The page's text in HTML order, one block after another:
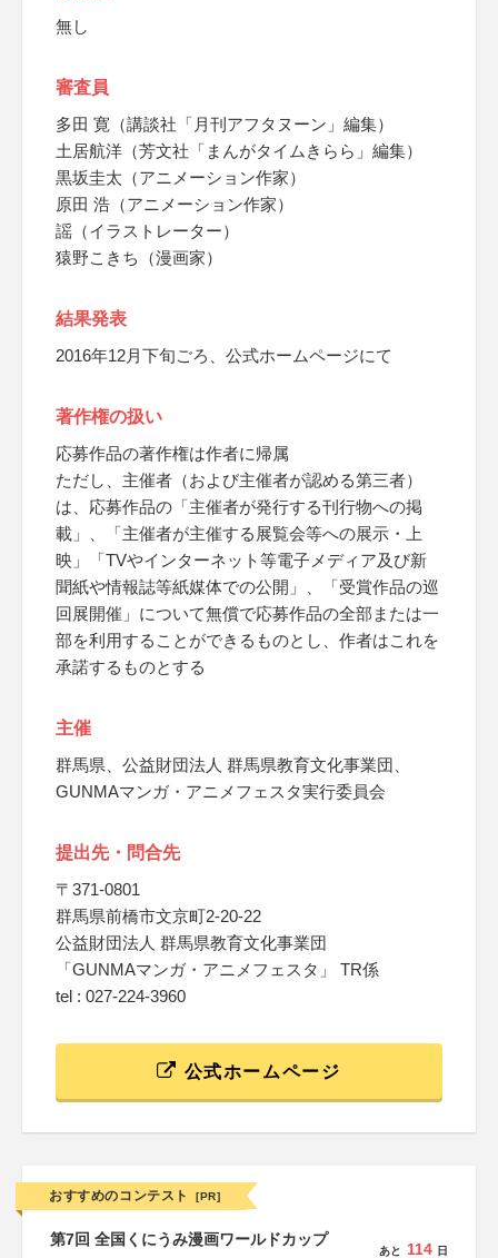
無し
審査員
多田 寛（講談社「月刊アフタヌーン」編集）
土居航洋（芳文社「まんがタイムきらら」編集）
黒坂圭太（アニメーション作家）
原田 浩（アニメーション作家）
謡（イラストレーター）
猿野こきち（漫画家）
結果発表
2016年12月下旬ごろ、公式ホームページにて
著作権の扱い
応募作品の著作権は作者に帰属
ただし、主催者（および主催者が認める第三者）
は、応募作品の「主催者が発行する刊行物への掲
載」、「主催者が主催する展覧会等への展示・上
映」「TVやインターネット等電子メディア及び新
聞紙や情報誌等紙媒体での公開」、「受賞作品の巡
回展開催」について無償で応募作品の全部または一
部を利用することができるものとし、作者はこれを
承諾するものとする
主催
群馬県、公益財団法人 群馬県教育文化事業団、
GUNMAマンガ・アニメフェスタ実行委員会
提出先・問合先
〒371-0801
群馬県前橋市文京町2-20-22
公益財団法人 群馬県教育文化事業団
「GUNMAマンガ・アニメフェスタ」 TR係
tel : 027-224-3960
公式ホームページ
おすすめのコンテスト [PR]
第7回 全国くにうみ漫画ワールドカップ
あと 114 日